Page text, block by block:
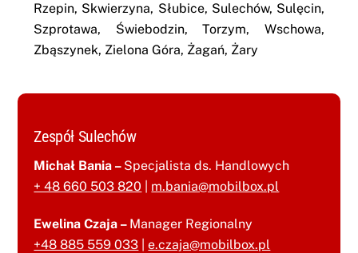
Rzepin, Skwierzyna, Słubice, Sulechów, Sulęcin,
Szprotawa, Świebodzin, Torzym, Wschowa,
Zbąszynek, Zielona Góra, Żagań, Żary
Zespół Sulechów
Michał Bania – Specjalista ds. Handlowych
+ 48 660 503 820
m.bania@mobilbox.pl
Ewelina Czaja – Manager Regionalny
+48 885 559 033 |e.czaja@mobilbox.pl